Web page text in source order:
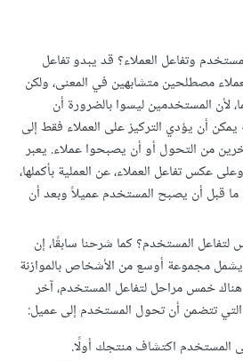
وتفاعل العملاء؟ قد يبدو تفاعل
مصطلحين متشابهين في المعنى، ولكن
لأن المستخدمين ليسوا بالضرورة أن
يمكن أن يؤدي التركيز على العملاء فقط إلى
من التحول أو أن يصبحوا عملاء. يعبر
عكس تفاعل العملاء، عن العملية بأكملها،
قبل أن يصبح المستخدم عميلاً وبعد أن
المستخدم؟ كما شرحنا سابقًا، إن
مجموعة أوسع من الأشخاص بالموازنة
خمس مراحل لتفاعل المستخدم، آخر
تتضمن أن تحول المستخدم إلى عميل:
المستخدم اكتشاف منتجك أولًا.